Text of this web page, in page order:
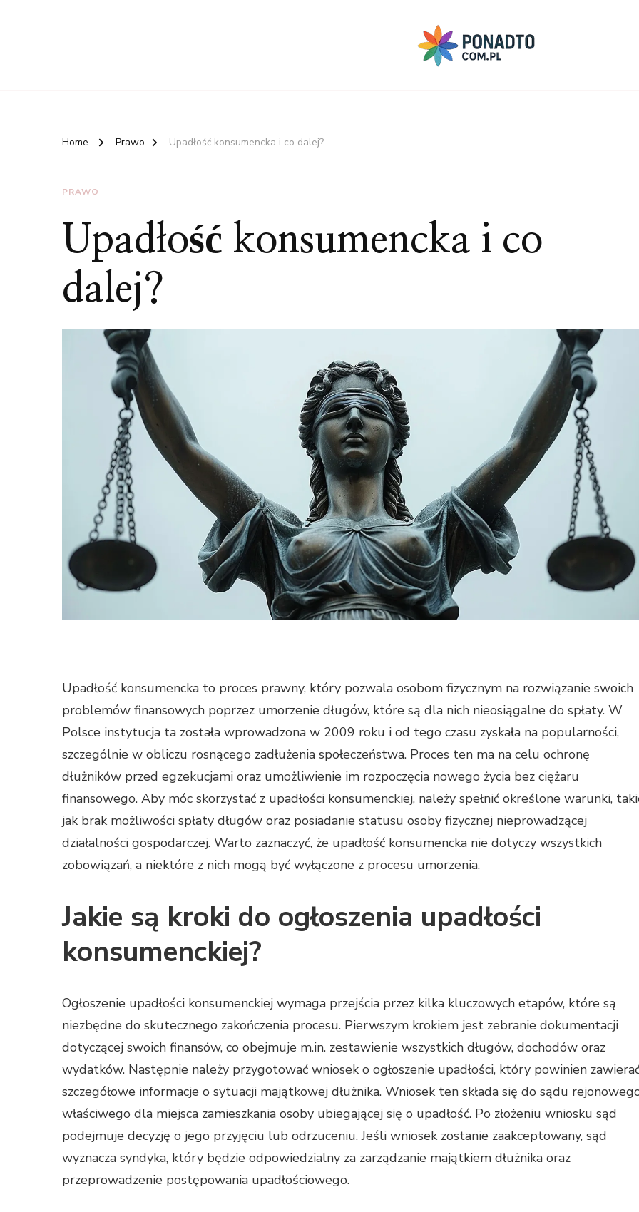
Home Prawo Upadłość konsumencka i co dalej?
PRAWO
Upadłość konsumencka i co
dalej?
Upadłość konsumencka to proces prawny, który pozwala osobom fizycznym na rozwiązanie swoich
problemów finansowych poprzez umorzenie długów, które są dla nich nieosiągalne do spłaty. W
Polsce instytucja ta została wprowadzona w 2009 roku i od tego czasu zyskała na popularności,
szczególnie w obliczu rosnącego zadłużenia społeczeństwa. Proces ten ma na celu ochronę
dłużników przed egzekucjami oraz umożliwienie im rozpoczęcia nowego życia bez ciężaru
finansowego. Aby móc skorzystać z upadłości konsumenckiej, należy spełnić określone warunki,
jak brak możliwości spłaty długów oraz posiadanie statusu osoby fizycznej nieprowadzącej
działalności gospodarczej. Warto zaznaczyć, że upadłość konsumencka nie dotyczy wszystkich
zobowiązań, a niektóre z nich mogą być wyłączone z procesu umorzenia.
Jakie są kroki do ogłoszenia upadłości
konsumenckiej?
Ogłoszenie upadłości konsumenckiej wymaga przejścia przez kilka kluczowych etapów, które są
niezbędne do skutecznego zakończenia procesu. Pierwszym krokiem jest zebranie dokumentacji
dotyczącej swoich finansów, co obejmuje m.in. zestawienie wszystkich długów, dochodów oraz
wydatków. Następnie należy przygotować wniosek o ogłoszenie upadłości, który powinien
szczegółowe informacje o sytuacji majątkowej dłużnika. Wniosek ten składa się do sądu
właściwego dla miejsca zamieszkania osoby ubiegającej się o upadłość. Po złożeniu wniosku sąd
podejmuje decyzję o jego przyjęciu lub odrzuceniu. Jeśli wniosek zostanie zaakceptowany, sąd
wyznacza syndyka, który będzie odpowiedzialny za zarządzanie majątkiem dłużnika oraz
przeprowadzenie postępowania upadłościowego.